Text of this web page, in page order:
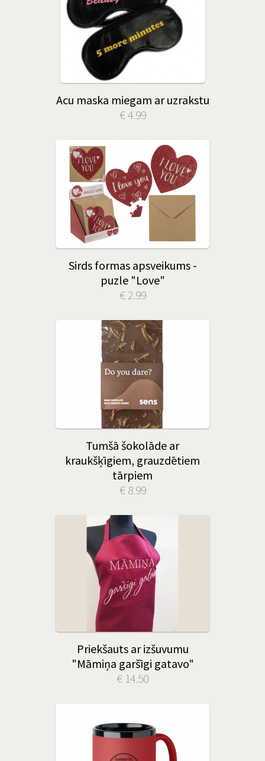
Acu maska miegam ar uzrakstu
€ 4.99
Sirds formas apsveikums -
puzle "Love"
€ 2.99
Tumšā šokolāde ar
kraukšķīgiem, grauzdētiem
tārpiem
€ 8.99
Priekšauts ar izšuvumu
"Māmiņa garšīgi gatavo"
€ 14.50